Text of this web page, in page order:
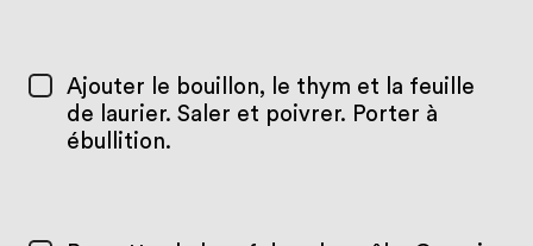
Ajouter le bouillon, le thym et la feuille
de laurier. Saler et poivrer. Porter à
ébullition.